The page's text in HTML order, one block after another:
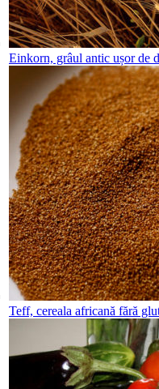
Einkorn, grâul antic ușor de
Teff, cereala africană fără